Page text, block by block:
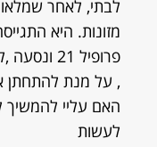
מזונות. היא
פרופיל
, על מנת להתחתן
האם עליי להמשיך
לעשות